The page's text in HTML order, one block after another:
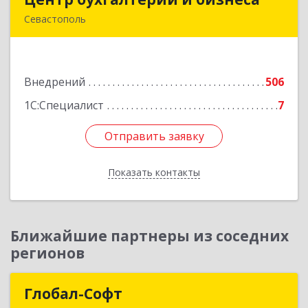
Севастополь
Внедрений
506
1С:Специалист
7
Отправить заявку
Показать контакты
Подробнее
Отправить заявку
Назад
Ближайшие партнеры из соседних
регионов
Глобал-Софт